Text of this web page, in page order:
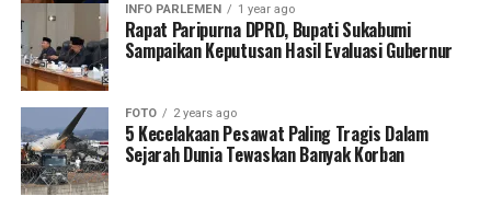
INFO PARLEMEN 1 year ago
Rapat Paripurna DPRD, Bupati Sukabumi
Sampaikan Keputusan Hasil Evaluasi Gubernur
FOTO 2 years ago
5 Kecelakaan Pesawat Paling Tragis Dalam
Sejarah Dunia Tewaskan Banyak Korban